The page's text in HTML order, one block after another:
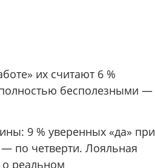
их считают 6 %
бесполезными —
9 % уверенных «да» при
по четверти. Лояльная
о реальном